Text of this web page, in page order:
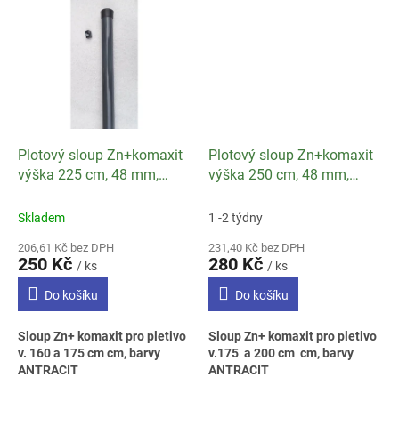
Plotový sloup Zn+komaxit
výška 225 cm, 48 mm,
Skladem
206,61 Kč bez DPH
250 Kč / ks
Do košíku
Sloup Zn+ komaxit pro pletivo
v. 160 a 175 cm cm, barvy
ANTRACIT
Plotový sloup Zn+komaxit
výška 250 cm, 48 mm,
1 -2 týdny
231,40 Kč bez DPH
280 Kč / ks
Do košíku
Sloup Zn+ komaxit pro pletivo
v.175 a 200 cm cm, barvy
ANTRACIT